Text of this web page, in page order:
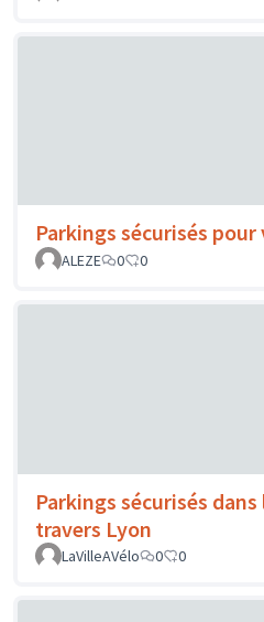
Parkings sécurisés pour
ALEZE
0 0
Parkings sécurisés dans
travers Lyon
LaVilleAVélo
0 0